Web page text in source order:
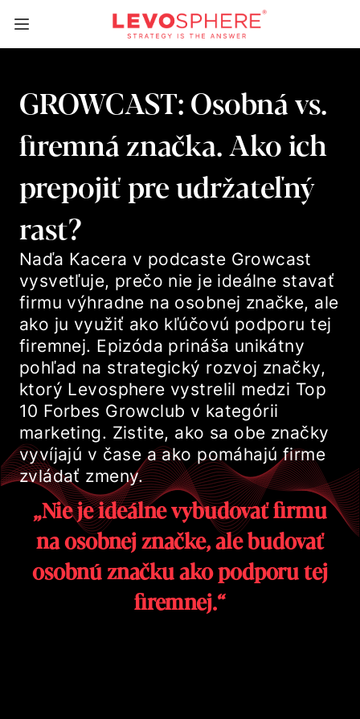
GROWCAST: Osobná vs.
firemná značka. Ako ich
prepojiť pre udržateľný
rast?
Naďa Kacera v podcaste Growcast
vysvetľuje, prečo nie je ideálne stavať
firmu výhradne na osobnej značke, ale
ako ju využiť ako kľúčovú podporu tej
firemnej. Epizóda prináša unikátny
pohľad na strategický rozvoj značky,
ktorý Levosphere vystrelil medzi Top
10 Forbes Growclub v kategórii
marketing. Zistite, ako sa obe značky
vyvíjajú v čase a ako pomáhajú firme
zvládať zmeny.
„Nie je ideálne vybudovať firmu
na osobnej značke, ale budovať
osobnú značku ako podporu tej
firemnej.“